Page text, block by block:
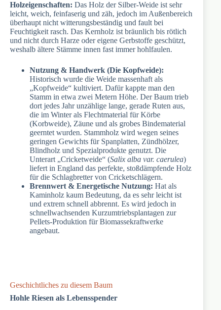
Holzeigenschaften: Das Holz der Silber-Weide ist sehr
leicht, weich, feinfaserig und zäh, jedoch im Außenbereich
überhaupt nicht witterungsbeständig und fault bei
Feuchtigkeit rasch. Das Kernholz ist bräunlich bis rötlich
und nicht durch Harze oder eigene Gerbstoffe geschützt,
weshalb ältere Stämme innen fast immer hohlfaulen.
Nutzung & Handwerk (Die Kopfweide):
Historisch wurde die Weide massenhaft als
„Kopfweide“ kultiviert. Dafür kappte man den
Stamm in etwa zwei Metern Höhe. Der Baum trieb
dort jedes Jahr unzählige lange, gerade Ruten aus,
die im Winter als Flechtmaterial für Körbe
(Korbweide), Zäune und als grobes Bindematerial
geerntet wurden. Stammholz wird wegen seines
geringen Gewichts für Spanplatten, Zündhölzer,
Blindholz und Spezialprodukte genutzt. Die
Unterart „Cricketweide“ (Salix alba var. caerulea)
liefert in England das perfekte, stoßdämpfende Holz
für die Schlagbretter von Cricketschlägern.
Brennwert & Energetische Nutzung: Hat als
Kaminholz kaum Bedeutung, da es sehr leicht ist
und extrem schnell abbrennt. Es wird jedoch in
schnellwachsenden Kurzumtriebsplantagen zur
Pellets-Produktion für Biomassekraftwerke
angebaut.
Geschichtliches zu diesem Baum
Hohle Riesen als Lebensspender